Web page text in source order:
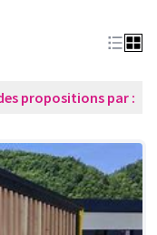
propositions par :